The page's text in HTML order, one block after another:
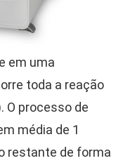
em uma
toda a reação
O processo de
média de 1
restante de forma